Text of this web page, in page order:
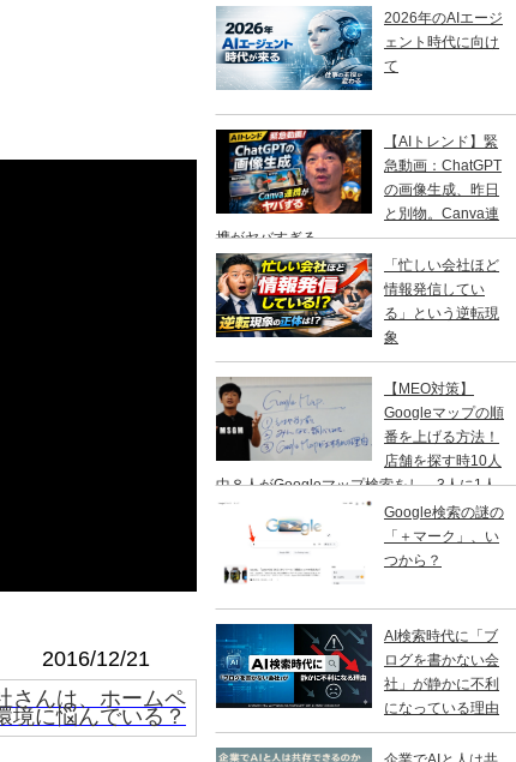
2016/12/21
さんは、ホームペ
境に悩んでいる？
2026年のAIエージ
ェント時代に向け
て
【AIトレンド】緊
急動画：ChatGPT
の画像生成、昨日
と別物。Canva連
携がヤバすぎる
「忙しい会社ほど
情報発信してい
る」という逆転現
象
【MEO対策】
Googleマップの順
番を上げる方法！
店舗を探す時10人
中８人がGoogleマップ検索をし、3人に1人
は１日以内に来店する事を知ってますか？
Google検索の謎の
「＋マーク」、い
つから？
AI検索時代に「ブ
ログを書かない会
社」が静かに不利
になっている理由